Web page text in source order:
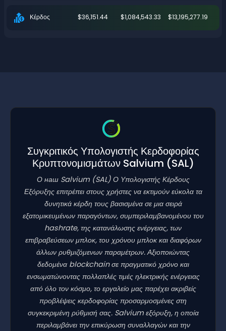
Κέρδος $36,151.44 $1,084,543.33 $13,195,277.19
Συγκριτικός Υπολογιστής Κερδοφορίας
Κρυπτονομισμάτων Salvium (SAL)
Ο наш Salvium (SAL)Ο Υπολογιστής Κέρδους
Εξόρυξης επιτρέπει στους χρήστες να εκτιμούν εύκολα τα
δυνητικά κέρδη τους βασισμένα σε μια σειρά
εξατομικευμένων παραγόντων, συμπεριλαμβανομένου του
hashrate, της κατανάλωσης ενέργειας, των
επιβραβεύσεων μπλοκ, του χρόνου μπλοκ και διαφόρων
άλλων ρυθμιζόμενων παραμέτρων. Αξιοποιώντας
δεδομένα blockchain σε πραγματικό χρόνο και
ενσωματώνοντας πολλαπλές τιμές ηλεκτρικής ενέργειας
από όλο τον κόσμο, το εργαλείο μας παρέχει ακριβείς
προβλέψεις κερδοφορίας προσαρμοσμένες στη
συγκεκριμένη ρύθμισή σας. Salvium εξόρυξη, η οποία
περιλαμβάνει την επικύρωση συναλλαγών και την